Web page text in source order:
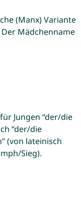
(Manx) Variante
Der Mädchenname
Jungen “der/die
“der/die
(von lateinisch
Sieg).